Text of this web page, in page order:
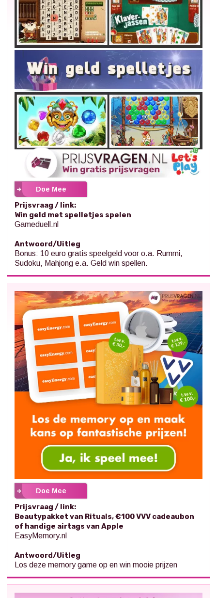
Doe Mee
Prijsvraag / link:
Win geld met spelletjes spelen
Gameduell.nl
Antwoord/Uitleg
Bonus: 10 euro gratis speelgeld voor o.a. Rummi,
Sudoku, Mahjong e.a. Geld win spellen.
Doe Mee
Prijsvraag / link:
Beautypakket van Rituals, €100 VVV cadeaubon
of handige airtags van Apple
EasyMemory.nl
Antwoord/Uitleg
Los deze memory game op en win mooie prijzen